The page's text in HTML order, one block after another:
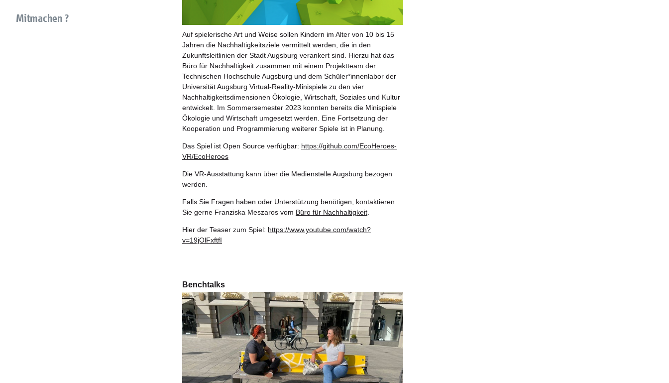
Mitmachen ?
Auf spielerische Art und Weise sollen Kindern im Alter von 10 bis 15
Jahren die Nachhaltigkeitsziele vermittelt werden, die in den
Zukunftsleitlinien der Stadt Augsburg verankert sind. Hierzu hat das
Büro für Nachhaltigkeit zusammen mit einem Projektteam der
Technischen Hochschule Augsburg und dem Schüler*innenlabor der
Universität Augsburg Virtual-Reality-Minispiele zu den vier
Nachhaltigkeitsdimensionen Ökologie, Wirtschaft, Soziales und Kultur
entwickelt. Im Sommersemester 2023 konnten bereits die Minispiele
Ökologie und Wirtschaft umgesetzt werden. Eine Fortsetzung der
Kooperation und Programmierung weiterer Spiele ist in Planung.
Das Spiel ist Open Source verfügbar: https://github.com/EcoHeroes-
VR/EcoHeroes
Die VR-Ausstattung kann über die Medienstelle Augsburg bezogen
werden.
Falls Sie Fragen haben oder Unterstützung benötigen, kontaktieren
Sie gerne Franziska Meszaros vom Büro für Nachhaltigkeit
Hier der Teaser zum Spiel: https://www.youtube.com/watch?
v=19jOlFxftfI
Benchtalks